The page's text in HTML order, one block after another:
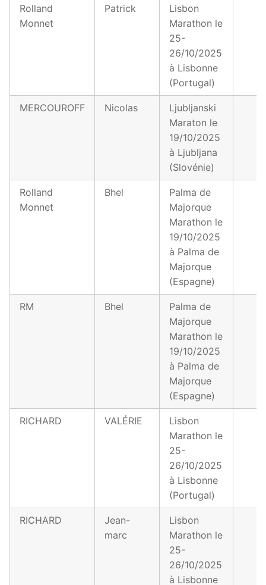
Rolland
Monnet
Patrick
Lisbon
Marathon le
25-
26/10/2025
à Lisbonne
(Portugal)
MERCOUROFF Nicolas
Ljubljanski
Maraton le
19/10/2025
à Ljubljana
(Slovénie)
Rolland
Monnet
Bhel
Palma de
Majorque
Marathon le
19/10/2025
à Palma de
Majorque
(Espagne)
RM Bhel
Palma de
Majorque
Marathon le
19/10/2025
à Palma de
Majorque
(Espagne)
RICHARD VALÉRIE
Lisbon
Marathon le
25-
26/10/2025
à Lisbonne
(Portugal)
RICHARD
Jean-
marc
Lisbon
Marathon le
25-
26/10/2025
à Lisbonne